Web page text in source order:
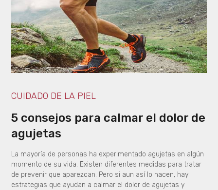
CUIDADO DE LA PIEL
5 consejos para calmar el dolor de
agujetas
La mayoría de personas ha experimentado agujetas en algún
momento de su vida. Existen diferentes medidas para tratar
de prevenir que aparezcan. Pero si aun así lo hacen, hay
estrategias que ayudan a calmar el dolor de agujetas y